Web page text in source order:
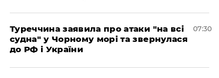
Туреччина заявила про атаки "на всі
судна" у Чорному морі та звернулася
до РФ і України
07:30